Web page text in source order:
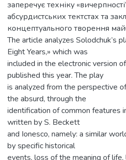
заперечує техніку
абсурдистських тектстах та
концептуального творення
The article analyzes Solodchuk’s
Eight Years,» which was
included in the electronic version
published this year. The play
is analyzed from the perspective
the absurd, through the
identification of common features
written by S. Beckett
and Ionesco, namely: a similar
by specific historical
events, loss of the meaning of